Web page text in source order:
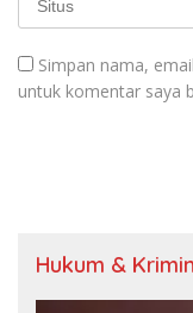
Simpan nama,
untuk komentar saya
Hukum &